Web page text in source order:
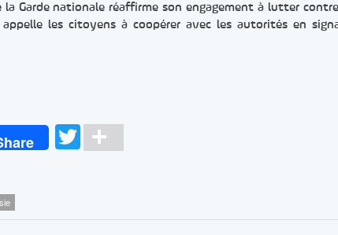
la Garde nationale réaffirme son engagement à lutter
les citoyens à coopérer avec les autorités en
Twitter